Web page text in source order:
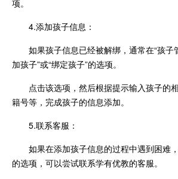
项。
4.添加孩子信息：
如果孩子信息已经被解绑，通常在“孩子
加孩子”或“绑定孩子”的选项。
点击该选项，然后根据提示输入孩子的
籍号等，完成孩子的信息添加。
5.联系客服：
如果在添加孩子信息的过程中遇到困难
的选项，可以尝试联系学有优教的客服。